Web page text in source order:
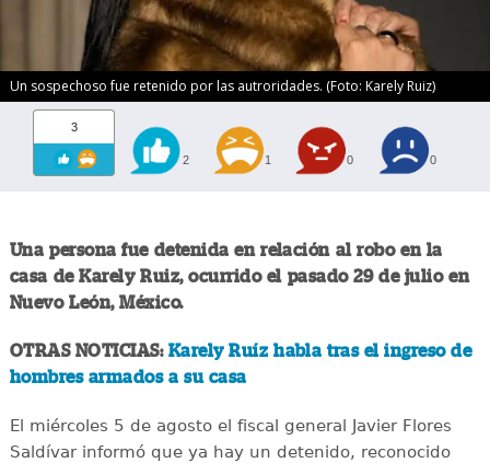
Un sospechoso fue retenido por las autroridades. (Foto: Karely Ruiz)
3
2 1 0 0
Una persona fue detenida en relación al robo en la
casa de Karely Ruiz, ocurrido el pasado 29 de julio en
Nuevo León, México.
OTRAS NOTICIAS: Karely Ruíz habla tras el ingreso de
hombres armados a su casa
El miércoles 5 de agosto el fiscal general Javier Flores
Saldívar informó que ya hay un detenido, reconocido